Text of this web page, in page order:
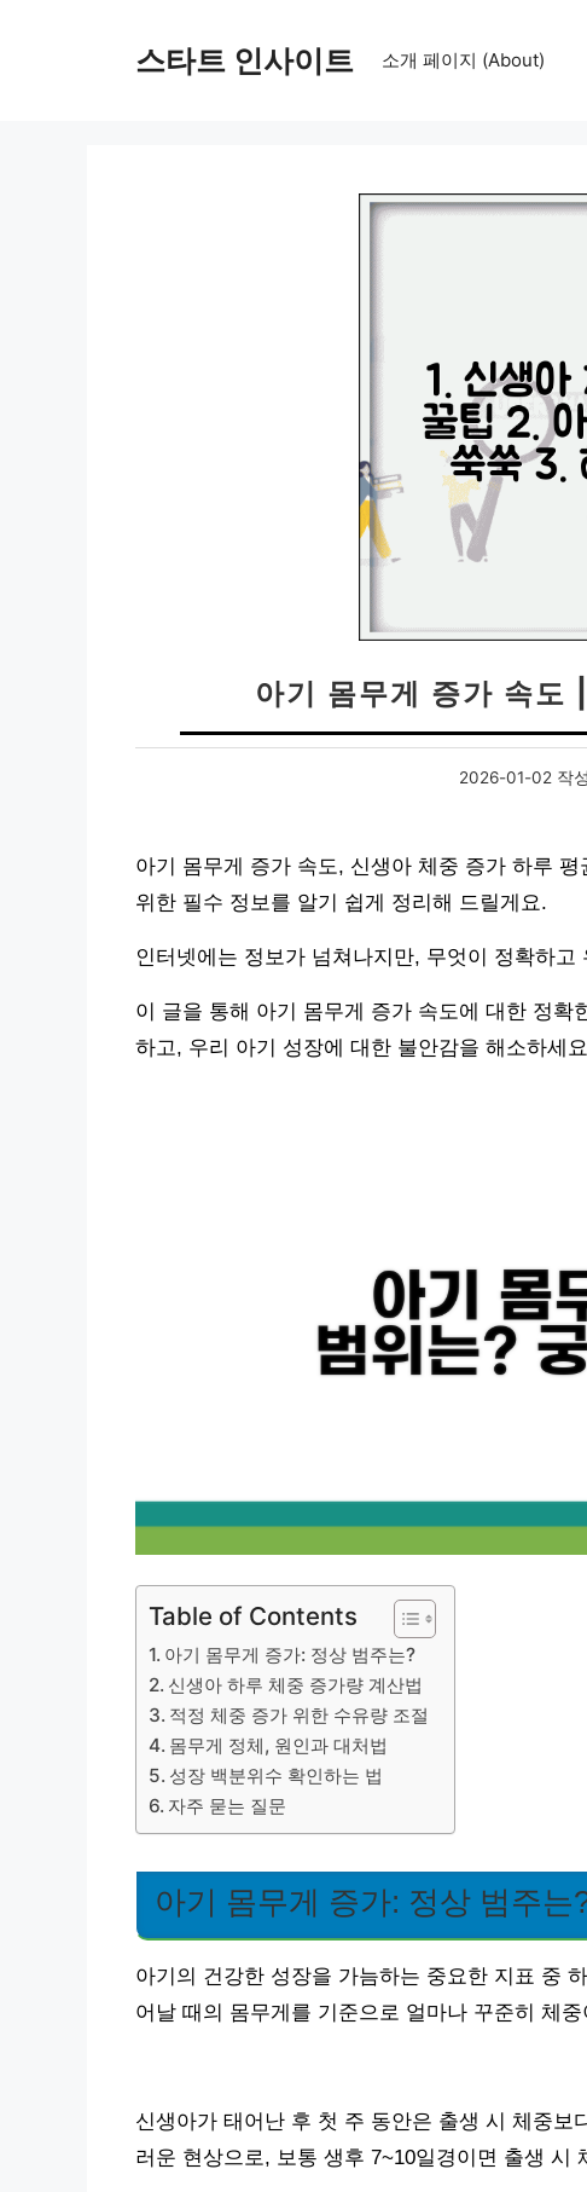
스타트 인사이트 소개 페이지 (About)
아기 몸무게 증가 속도
2026-01-02 작
아기 몸무게 증가 속도, 신생아 체중 증가 하루
위한 필수 정보를 알기 쉽게 정리해 드릴게요.
인터넷에는 정보가 넘쳐나지만, 무엇이 정확하
이 글을 통해 아기 몸무게 증가 속도에 대한 정
하고, 우리 아기 성장에 대한 불안감을 해소하세
Table of Contents
아기 몸무게 증가: 정상 범주는?
신생아 하루 체중 증가량 계산법
적정 체중 증가 위한 수유량 조절
몸무게 정체, 원인과 대처법
성장 백분위수 확인하는 법
자주 묻는 질문
아기 몸무게 증가: 정상 범주는
아기의 건강한 성장을 가늠하는 중요한 지표 중
어날 때의 몸무게를 기준으로 얼마나 꾸준히 체
신생아가 태어난 후 첫 주 동안은 출생 시 체중
러운 현상으로, 보통 생후 7~10일경이면 출생 시